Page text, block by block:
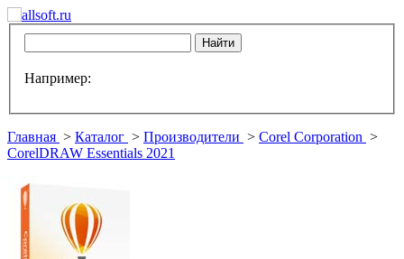
Например:
Главная > Каталог > Производители > Corel Corporation >
CorelDRAW Essentials 2021